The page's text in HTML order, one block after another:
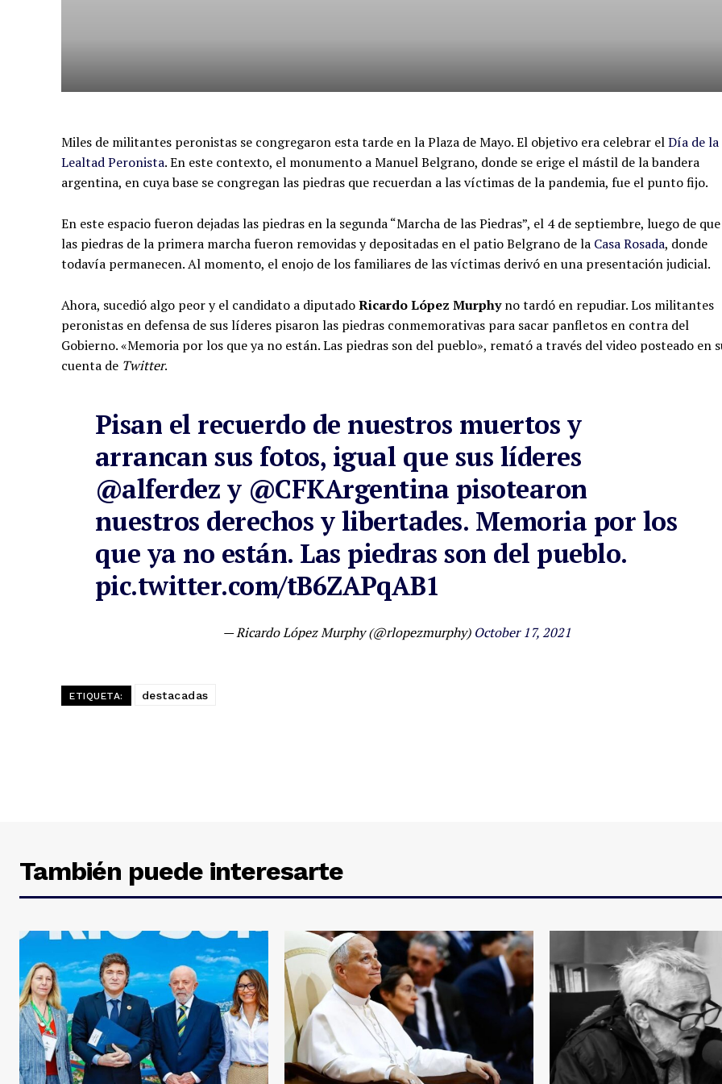
Miles de militantes peronistas se congregaron esta tarde en la Plaza de Mayo. El objetivo era celebrar elDía de la
Lealtad Peronista. En este contexto, el monumento a Manuel Belgrano, donde se erige el mástil de la bandera
argentina, en cuya base se congregan las piedras que recuerdan a las víctimas de la pandemia, fue el punto fijo.
En este espacio fueron dejadas las piedras en la segunda “Marcha de las Piedras”, el 4 de septiembre, luego de que
las piedras de la primera marcha fueron removidas y depositadas en el patio Belgrano de la Casa Rosada, donde
todavía permanecen. Al momento, el enojo de los familiares de las víctimas derivó en una presentación judicial.
Ahora, sucedió algo peor y el candidato a diputadoRicardo López Murphyno tardó en repudiar. Los militantes
peronistas en defensa de sus líderes pisaron las piedras conmemorativas para sacar panfletos en contra del
Gobierno. «Memoria por los que ya no están. Las piedras son del pueblo», remató a través del video posteado en
cuenta de Twitter.
Pisan el recuerdo de nuestros muertos y
arrancan sus fotos, igual que sus líderes
@alferdez y @CFKArgentina pisotearon
nuestros derechos y libertades. Memoria por los
que ya no están. Las piedras son del pueblo.
pic.twitter.com/tB6ZAPqAB1
— Ricardo López Murphy (@rlopezmurphy) October 17, 2021
ETIQUETA: destacadas
También puede interesarte